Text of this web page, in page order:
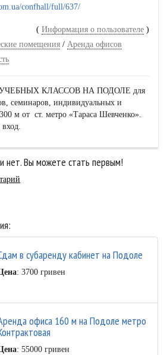
confhall/full/637/
( Информация о пользователе )
помещения / Аренда офисов
КЛАССОВ НА ПОДОЛЕ для
семинаров, индивидуальных и
м от ст. метро «Тараса Шевченко».
нет. Вы можете стать первым!
в субаренду кабинет на Подоле
: 3700 гривен
офиса 160 м на Подоле метро
: 55000 гривен